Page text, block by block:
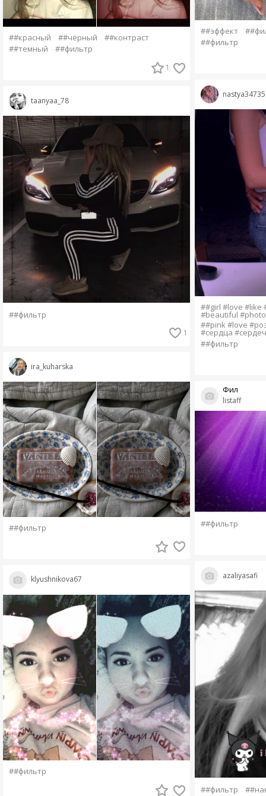
##красный ##чёрный
##контраст
##темный
##фильтр
1
taanyaa_78
##фильтр
1
ira_kuharska
##фильтр
klyushnikova67
##фильтр
##эффект
##фильтр
##girl #love #like
#beautiful
##pink #love
#сердца
##фильтр
listaff
Фил
##фильтр
azaliyasafi
##фильтр